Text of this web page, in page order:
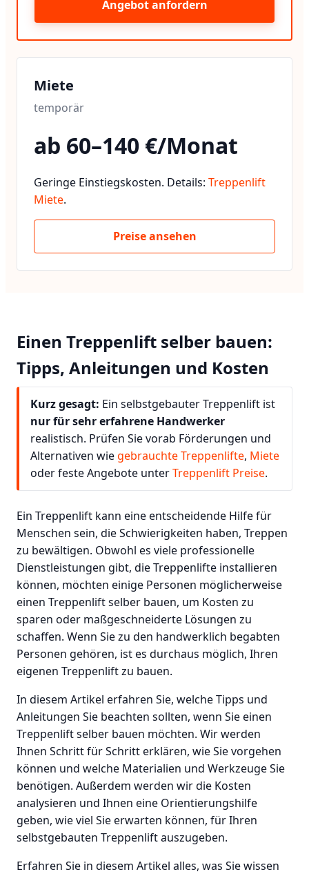
Angebot anfordern
Miete
temporär
ab 60–140 €/Monat
Geringe Einstiegskosten. Details: Treppenlift
Miete.
Preise ansehen
Einen Treppenlift selber bauen:
Tipps, Anleitungen und Kosten
Kurz gesagt: Ein selbstgebauter Treppenlift ist
nur für sehr erfahrene Handwerker
realistisch. Prüfen Sie vorab Förderungen und
Alternativen wiegebrauchte Treppenlifte, Miete
oder feste Angebote unterTreppenlift Preise.
Ein Treppenlift kann eine entscheidende Hilfe für
Menschen sein, die Schwierigkeiten haben, Treppen
zu bewältigen. Obwohl es viele professionelle
Dienstleistungen gibt, die Treppenlifte installieren
können, möchten einige Personen möglicherweise
einen Treppenlift selber bauen, um Kosten zu
sparen oder maßgeschneiderte Lösungen zu
schaffen. Wenn Sie zu den handwerklich begabten
Personen gehören, ist es durchaus möglich, Ihren
eigenen Treppenlift zu bauen.
In diesem Artikel erfahren Sie, welche Tipps und
Anleitungen Sie beachten sollten, wenn Sie einen
Treppenlift selber bauen möchten. Wir werden
Ihnen Schritt für Schritt erklären, wie Sie vorgehen
können und welche Materialien und Werkzeuge Sie
benötigen. Außerdem werden wir die Kosten
analysieren und Ihnen eine Orientierungshilfe
geben, wie viel Sie erwarten können, für Ihren
selbstgebauten Treppenlift auszugeben.
Erfahren Sie in diesem Artikel alles, was Sie wissen